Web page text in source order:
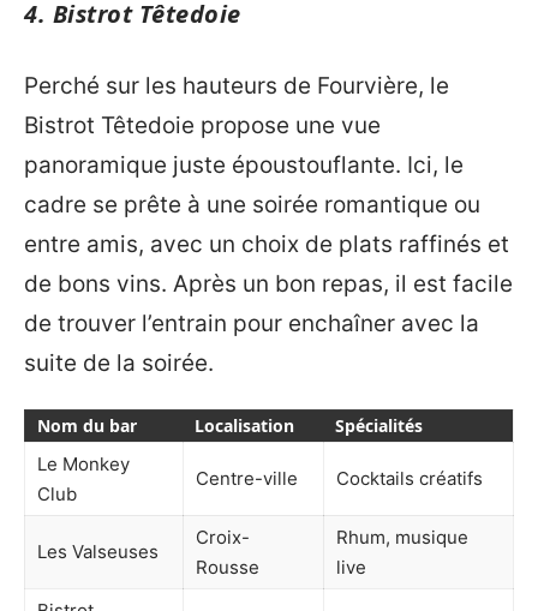
4. Bistrot Têtedoie
Perché sur les hauteurs de Fourvière, le
Bistrot Têtedoie propose une vue
panoramique juste époustouflante. Ici, le
cadre se prête à une soirée romantique ou
entre amis, avec un choix de plats raffinés et
de bons vins. Après un bon repas, il est facile
de trouver l’entrain pour enchaîner avec la
suite de la soirée.
Nom du bar Localisation
Spécialités
Le Monkey
Club
Centre-ville Cocktails créatifs
Les Valseuses
Croix-
Rousse
Rhum, musique
live